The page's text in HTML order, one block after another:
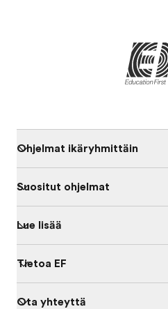
Ohjelmat ikäryhmittäin
Suositut ohjelmat
Lue lisää
Tietoa EF
Ota yhteyttä